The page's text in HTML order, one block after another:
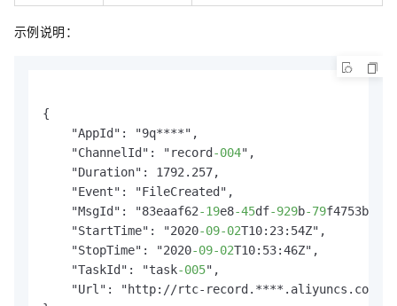
示例说明：
{
    "AppId": "9q****",
    "ChannelId": "record
-004",
    "Duration": 1792.257,
    "Event": "FileCreated",
    "MsgId": "83eaaf62
-19e8-45df-929b-79
    "StartTime": "2020
-09-02T10:23:54Z",
    "StopTime": "2020
-09-02T10:53:46Z",
    "TaskId": "task
-005",
"Url": "http://rtc-record.****.aliyuncs.com/